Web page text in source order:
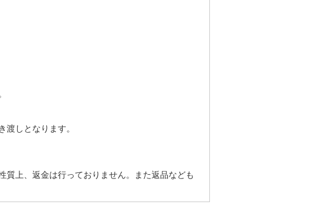
渡しとなります。
質上、返金は行っておりません。また返品なども